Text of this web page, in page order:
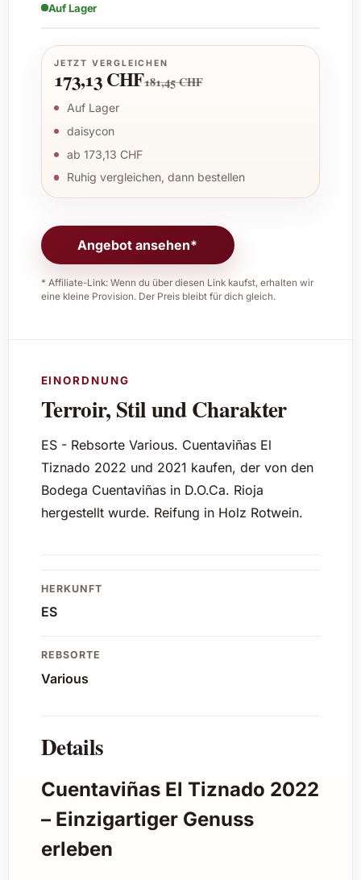
Auf Lager
JETZT VERGLEICHEN
173,13 CHF181,45 CHF
Auf Lager
daisycon
ab 173,13 CHF
Ruhig vergleichen, dann bestellen
Angebot ansehen*
* Affiliate-Link: Wenn du über diesen Link kaufst, erhalten wir
eine kleine Provision. Der Preis bleibt für dich gleich.
EINORDNUNG
Terroir, Stil und Charakter
ES - Rebsorte Various. Cuentaviñas El
Tiznado 2022 und 2021 kaufen, der von den
Bodega Cuentaviñas in D.O.Ca. Rioja
hergestellt wurde. Reifung in Holz Rotwein.
HERKUNFT
ES
REBSORTE
Various
Details
Cuentaviñas El Tiznado 2022
– Einzigartiger Genuss
erleben